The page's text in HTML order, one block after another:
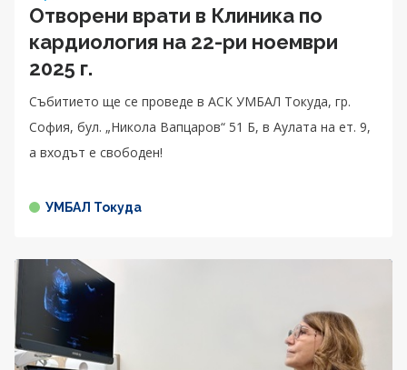
Отворени врати в Клиника по
кардиология на 22-ри ноември
2025 г.
Събитието ще се проведе в АСК УМБАЛ Токуда, гр.
София, бул. „Никола Вапцаров“ 51 Б, в Аулата на ет. 9,
а входът е свободен!
УМБАЛ Токуда